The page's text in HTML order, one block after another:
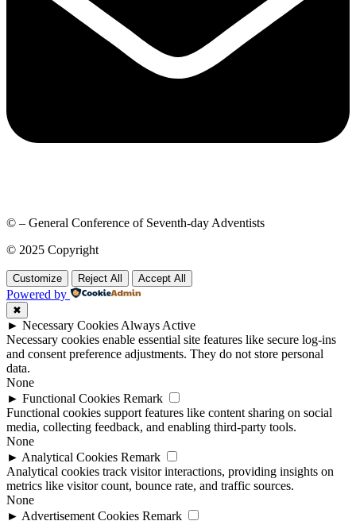
© – General Conference of Seventh-day Adventists
© 2025 Copyright
Customize Reject All Accept All
Powered by
✖
► Necessary Cookies Always Active
Necessary cookies enable essential site features like secure log-ins
and consent preference adjustments. They do not store personal
data.
None
► Functional Cookies Remark
Functional cookies support features like content sharing on social
media, collecting feedback, and enabling third-party tools.
None
► Analytical Cookies Remark
Analytical cookies track visitor interactions, providing insights on
metrics like visitor count, bounce rate, and traffic sources.
None
► Advertisement Cookies Remark